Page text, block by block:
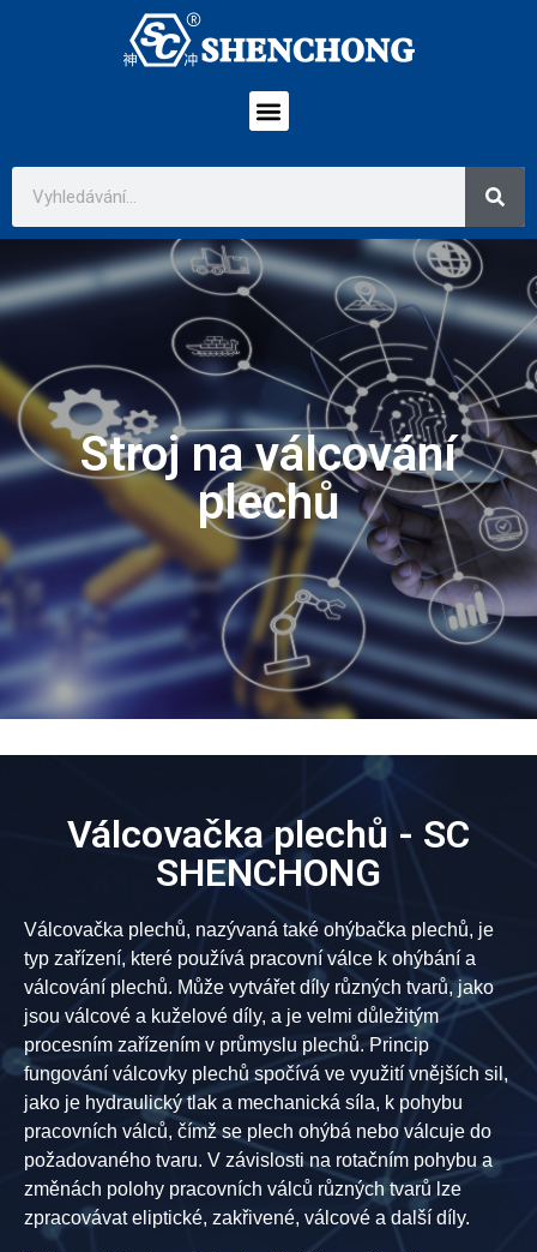
Stroj na válcování
plechů
Válcovačka plechů - SC
SHENCHONG
Válcovačka plechů, nazývaná také ohýbačka plechů, je
typ zařízení, které používá pracovní válce k ohýbání a
válcování plechů. Může vytvářet díly různých tvarů, jako
jsou válcové a kuželové díly, a je velmi důležitým
procesním zařízením v průmyslu plechů. Princip
fungování válcovky plechů spočívá ve využití vnějších sil,
jako je hydraulický tlak a mechanická síla, k pohybu
pracovních válců, čímž se plech ohýbá nebo válcuje do
požadovaného tvaru. V závislosti na rotačním pohybu a
změnách polohy pracovních válců různých tvarů lze
zpracovávat eliptické, zakřivené, válcové a další díly.